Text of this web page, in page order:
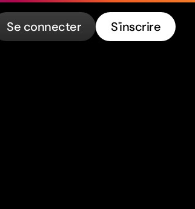
Se connecter S'inscrire